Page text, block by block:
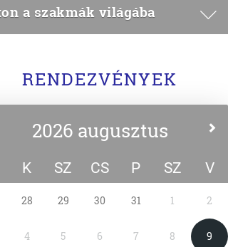
a szakmák világába
RENDEZVÉNYEK
2026 augusztus
K SZ CS P SZ V
28 29 30 31 1 2
4 5 6 7 8 9